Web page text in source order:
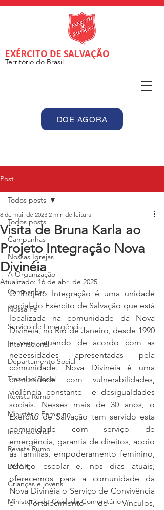
EXÉRCITO DE SALVAÇÃO
Território do Brasil
DOE AGORA
Post
Todos posts
Campanhas
Nossas Igrejas
A Organização
Campanhas
Nossa Fé
Serviço de Emergência
Internacional
Departamento Social
Trabalho Social
Revista Rumo
Ministério Feminino
Internacional
Revista Rumo
DOAR
Crianças e jovens
Ministério de Cuidado Comunitário
Todos posts
Visita de Bruna Karla ao
Projeto Integração Nova
Divinéia
8 de mai. de 2023 2 min de leitura
Atualizado: 16 de abr. de 2025
O Projeto Integração é uma unidade
social do Exército de Salvação que está
localizada na comunidade da Nova
Divinéia, no Rio de Janeiro, desde 1990
e vem atuando de acordo com as
necessidades apresentadas pela
comunidade. Nova Divinéia é uma
comunidade com vulnerabilidades,
violência constante  e desigualdades
sociais. Nesses mais de 30 anos, o
Exército de Salvação tem servido esta
comunidade com serviço de
emergência, garantia de direitos, apoio
às famílias, empoderamento feminino,
reforço escolar e, nos dias atuais,
oferecemos para a comunidade da
Nova Divinéia o Serviço de Convivência
e Fortalecimento de Vínculos,